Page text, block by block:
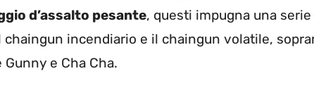
d’assalto pesante, questi impugna una
chaingun incendiario e il chaingun volatile,
e Cha Cha.